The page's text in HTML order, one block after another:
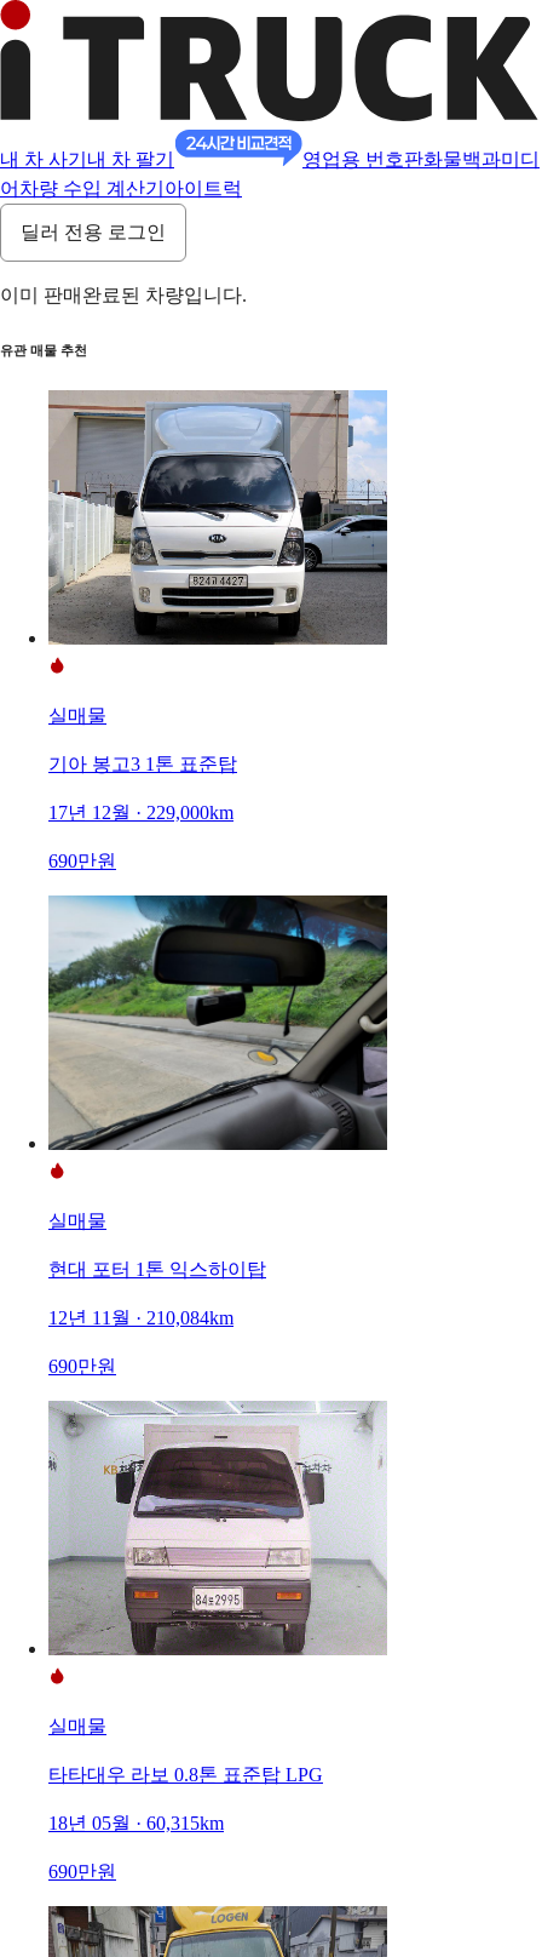
내 차 사기 내 차 팔기 영업용 번호판화물백과미디
어 차량 수입 계산기 아이트럭
딜러 전용 로그인
이미 판매완료된 차량입니다.
유관 매물 추천
실매물
기아 봉고3 1톤 표준탑
17년 12월 · 229,000km
690만원
실매물
현대 포터 1톤 익스하이탑
12년 11월 · 210,084km
690만원
실매물
타타대우 라보 0.8톤 표준탑 LPG
18년 05월 · 60,315km
690만원